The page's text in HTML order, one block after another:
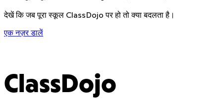
देखें कि जब पूरा स्कूल ClassDojo पर हो तो क्या बदलता है।
एक नज़र डालें
ClassDojo